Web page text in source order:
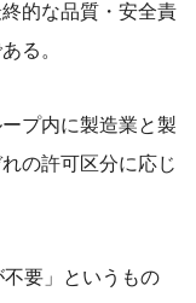
的な品質・安全責
る。
プ内に製造業と製
の許可区分に応じ
要」というもの